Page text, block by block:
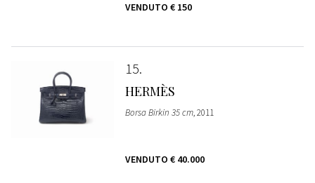
VENDUTO € 150
15
HERMÈS
Borsa Birkin 35 cm, 2011
VENDUTO € 40.000